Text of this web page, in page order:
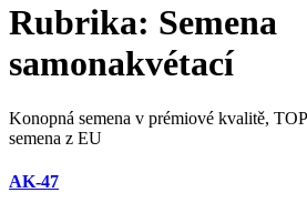
Rubrika: Semena
samonakvétací
Konopná semena v prémiové kvalitě,
semena z EU
AK-47